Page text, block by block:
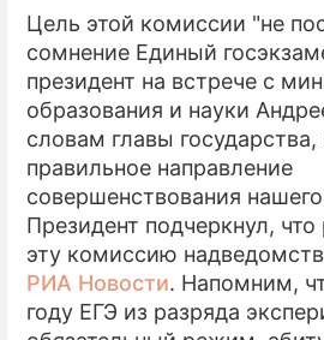
Цель этой комиссии "не
сомнение Единый
президент на встрече с
образования и науки
словам главы государства,
правильное направление
совершенствования
Президент подчеркнул,
эту комиссию
РИА Новости. Напомним,
году ЕГЭ из разряда